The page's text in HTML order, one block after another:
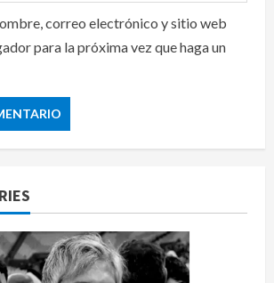
correo electrónico y sitio web
para la próxima vez que haga un